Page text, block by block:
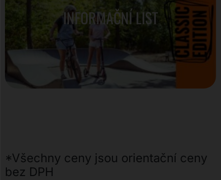
INFORMAČNÍ LIST
*Všechny ceny jsou orientační ceny
bez DPH